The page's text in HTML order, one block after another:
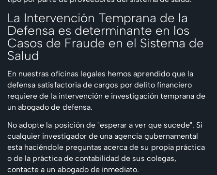
La Intervención Temprana de la
Defensa es determinante en los
Casos de Fraude en el Sistema de
Salud
En nuestras oficinas legales hemos aprendido que la
defensa satisfactoria de cargos por delito financiero
requiere de la intervención e investigación temprana de
un abogado de defensa.
No adopte la posición de "esperar a ver que sucede". Si
cualquier investigador de una agencia gubernamental
esta haciéndole preguntas acerca de su propia práctica
o de la práctica de contabilidad de sus colegas,
contacte a un abogado de inmediato.